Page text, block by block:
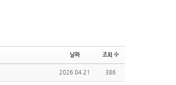
날짜 조회 수
2026.04.21 386